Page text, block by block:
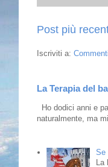
Post più
Iscriviti a:
La Terapia del
Ho dodici anni e
naturalmente, ma
Se
La